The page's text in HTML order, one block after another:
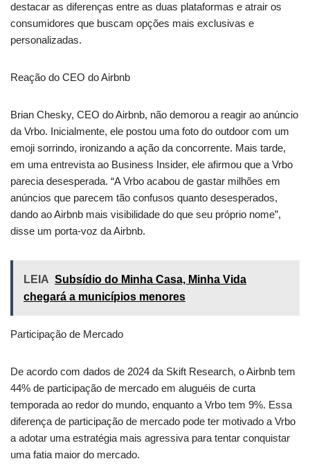
destacar as diferenças entre as duas plataformas e atrair os
consumidores que buscam opções mais exclusivas e
personalizadas.
Reação do CEO do Airbnb
Brian Chesky, CEO do Airbnb, não demorou a reagir ao anúncio
da Vrbo. Inicialmente, ele postou uma foto do outdoor com um
emoji sorrindo, ironizando a ação da concorrente. Mais tarde,
em uma entrevista ao Business Insider, ele afirmou que a Vrbo
parecia desesperada. “A Vrbo acabou de gastar milhões em
anúncios que parecem tão confusos quanto desesperados,
dando ao Airbnb mais visibilidade do que seu próprio nome”,
disse um porta-voz da Airbnb.
LEIA Subsídio do Minha Casa, Minha Vida
chegará a municípios menores
Participação de Mercado
De acordo com dados de 2024 da Skift Research, o Airbnb tem
44% de participação de mercado em aluguéis de curta
temporada ao redor do mundo, enquanto a Vrbo tem 9%. Essa
diferença de participação de mercado pode ter motivado a Vrbo
a adotar uma estratégia mais agressiva para tentar conquistar
uma fatia maior do mercado.